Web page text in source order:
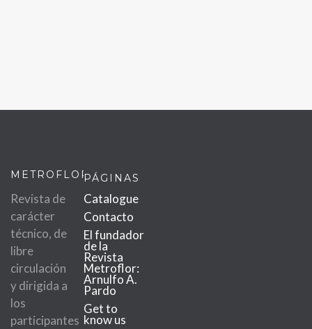
METROFLOR
Revista de
carácter
técnico, de
libre
circulación
y dirigida a
los
participantes
PÁGINAS
Catalogue
Contacto
El fundador
de la
Revista
Metroflor:
Arnulfo A.
Pardo
Get to
know us